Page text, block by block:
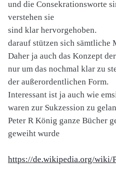
und die Consekrationsworte
verstehen sie
sind klar hervorgehoben.
darauf stützen sich sämtliche
Daher ja auch das Konzept
nur um das nochmal klar zu
der außerordentlichen Form.
Interessant ist ja auch wie
waren zur Sukzession zu
Peter R König ganze Bücher
geweiht wurde
https://de.wikipedia.org/wiki/